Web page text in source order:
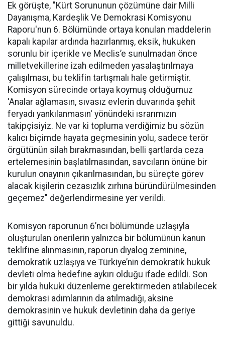
Ek görüşte, "Kürt Sorununun çözümüne dair Milli
Dayanışma, Kardeşlik Ve Demokrasi Komisyonu
Raporu'nun 6. Bölümünde ortaya konulan maddelerin
kapalı kapılar ardında hazırlanmış, eksik, hukuken
sorunlu bir içerikle ve Meclis’e sunulmadan önce
milletvekillerine izah edilmeden yasalaştırılmaya
çalışılması, bu teklifin tartışmalı hale getirmiştir.
Komisyon sürecinde ortaya koymuş olduğumuz
'Analar ağlamasın, sıvasız evlerin duvarında şehit
feryadı yankılanmasın' yönündeki ısrarımızın
takipçisiyiz. Ne var ki topluma verdiğimiz bu sözün
kalıcı biçimde hayata geçmesinin yolu, sadece terör
örgütünün silah bırakmasından, belli şartlarda ceza
ertelemesinin başlatılmasından, savcıların önüne bir
kurulun onayının çıkarılmasından, bu süreçte görev
alacak kişilerin cezasızlık zırhına büründürülmesinden
geçemez" değerlendirmesine yer verildi.
Komisyon raporunun 6’ncı bölümünde uzlaşıyla
oluşturulan önerilerin yalnızca bir bölümünün kanun
teklifine alınmasının, raporun diyalog zeminine,
demokratik uzlaşıya ve Türkiye’nin demokratik hukuk
devleti olma hedefine aykırı olduğu ifade edildi. Son
bir yılda hukuki düzenleme gerektirmeden atılabilecek
demokrasi adımlarının da atılmadığı, aksine
demokrasinin ve hukuk devletinin daha da geriye
gittiği savunuldu.